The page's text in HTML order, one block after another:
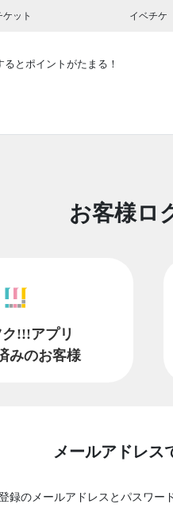
ケット イベチケ
るとポイントがたまる！
お客様ロ
!!!アプリ
みのお客様
メールアドレス
録のメールアドレスとパスワー